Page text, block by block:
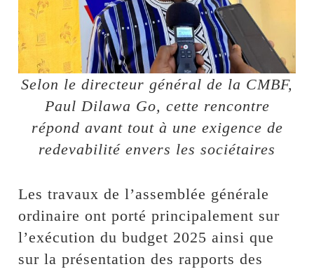
Selon le directeur général de la CMBF,
Paul Dilawa Go, cette rencontre
répond avant tout à une exigence de
redevabilité envers les sociétaires
Les travaux de l’assemblée générale
ordinaire ont porté principalement sur
l’exécution du budget 2025 ainsi que
sur la présentation des rapports des